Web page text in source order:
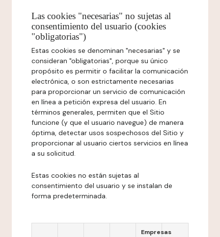
Las cookies "necesarias" no sujetas al
consentimiento del usuario (cookies
"obligatorias")
Estas cookies se denominan "necesarias" y se
consideran "obligatorias", porque su único
propósito es permitir o facilitar la comunicación
electrónica, o son estrictamente necesarias
para proporcionar un servicio de comunicación
en línea a petición expresa del usuario. En
términos generales, permiten que el Sitio
funcione (y que el usuario navegue) de manera
óptima, detectar usos sospechosos del Sitio y
proporcionar al usuario ciertos servicios en línea
a su solicitud.
Estas cookies no están sujetas al
consentimiento del usuario y se instalan de
forma predeterminada.
Empresas